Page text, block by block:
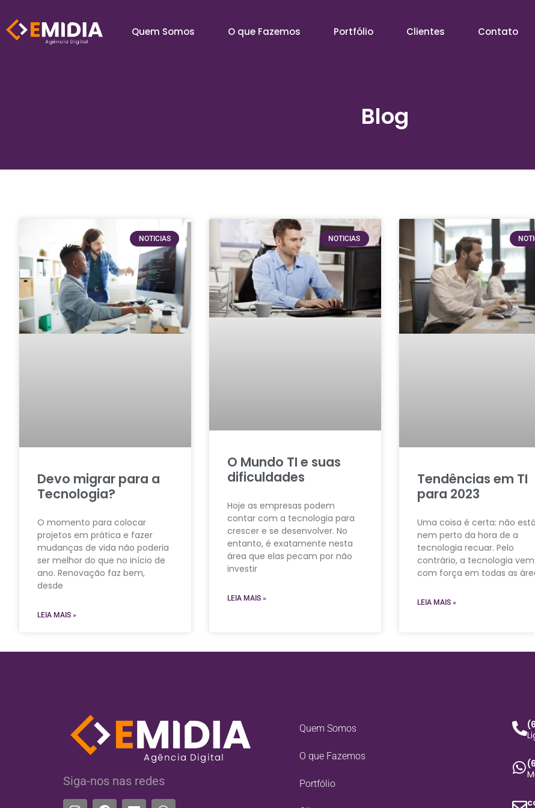
Quem Somos O que Fazemos Portfólio Clientes Contato
Blog
NOTICIAS
Devo migrar para a
Tecnologia?
O momento para colocar
projetos em prática e fazer
mudanças de vida não poderia
ser melhor do que no início de
ano. Renovação faz bem,
desde
LEIA MAIS »
NOTICIAS
O Mundo TI e suas
dificuldades
Hoje as empresas podem
contar com a tecnologia para
crescer e se desenvolver. No
entanto, é exatamente nesta
área que elas pecam por não
investir
LEIA MAIS »
Tendências em TI
para 2023
Uma coisa é certa: não está
nem perto da hora de a
tecnologia recuar. Pelo
contrário, a tecnologia vem
com força em todas as
LEIA MAIS »
Siga-nos nas redes​
Quem Somos
O que Fazemos
Portfólio